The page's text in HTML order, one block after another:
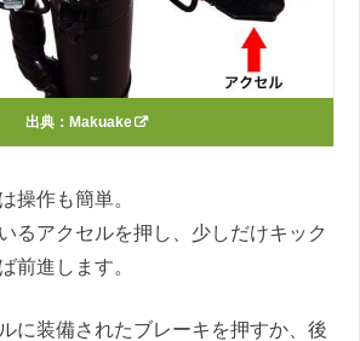
出典： Makuake
操作も簡単。
るアクセルを押し、少しだけキック
前進します。
に装備されたブレーキを押すか、後